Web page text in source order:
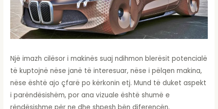
Një imazh cilësor i makinës suaj ndihmon blerësit potencialë
të kuptojnë nëse janë të interesuar, nëse i pëlqen makina,
nëse është ajo çfarë po kërkonin etj. Mund të duket aspekt
i parëndësishëm, por ana vizuale është shumë e
rëndësishme për ne dhe shpesh bën diferencën.